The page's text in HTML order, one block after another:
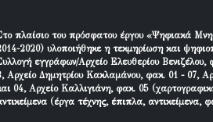
πλαίσιο του πρόσφατου έργου «Ψηφιακά
2020) υλοποιήθηκε η τεκμηρίωση και
εγγράφων/Αρχείο Ελευθερίου
Αρχείο Δημητρίου Κακλαμάνου, φακ. 01 - 07,
04, Αρχείο Καλλιγιάνη, φακ. 05
(έργα τέχνης, έπιπλα,